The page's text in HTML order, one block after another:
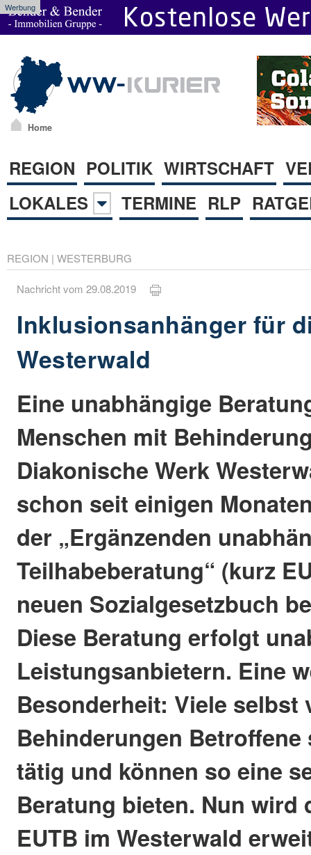
Werbung
Home
REGION POLITIK WIRTSCHAFT
LOKALES
TERMINE RLP
REGION | WESTERBURG
Nachricht vom 29.08.2019
Inklusionsanhänger für
Westerwald
Eine unabhängige
Menschen mit
Diakonische Werk
schon seit einigen
der „Ergänzenden
Teilhabeberatung“ (kurz
neuen Sozialgesetzbuch
Diese Beratung erfolgt
Leistungsanbietern. Eine
Besonderheit: Viele selbst
Behinderungen
tätig und können so eine
Beratung bieten. Nun wird
EUTB im Westerwald